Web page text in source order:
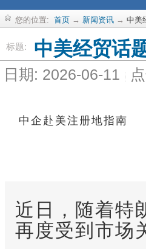
您的位置: 首页 → 新闻资讯 → 中美
标题: 中美经贸话
日期: 2026-06-11
中企赴美注册地指南
近日，随着特
再度受到市场